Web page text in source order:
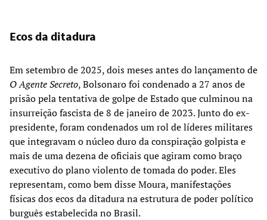
Ecos da ditadura
Em setembro de 2025, dois meses antes do lançamento de
O Agente Secreto, Bolsonaro foi condenado a 27 anos de
prisão pela tentativa de golpe de Estado que culminou na
insurreição fascista de 8 de janeiro de 2023. Junto do ex-
presidente, foram condenados um rol de líderes militares
que integravam o núcleo duro da conspiração golpista e
mais de uma dezena de oficiais que agiram como braço
executivo do plano violento de tomada do poder. Eles
representam, como bem disse Moura, manifestações
físicas dos ecos da ditadura na estrutura de poder político
burguês estabelecida no Brasil.